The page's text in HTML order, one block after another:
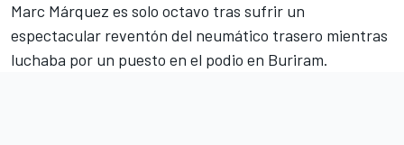
Marc Márquez es solo octavo tras sufrir un
espectacular reventón del neumático trasero mientras
luchaba por un puesto en el podio en Buriram.